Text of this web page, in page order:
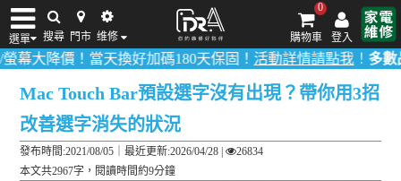
選單 搜尋 門市 维修 登入
0
購物車
iPhone維修/價格 筆電維修/價格 Android手機維修/價格 MacBook維修/價
當天換好加碼180天保固！活動詳情請點我！多數品項0元檢測
Mac Touch Bar預設選字沒有出現？帶你用3招
改善選字消失的狀況
發布時間:2021/08/05｜最近更新:2026/04/28 |
26834
本文共2967字，閱讀時間約9分鐘